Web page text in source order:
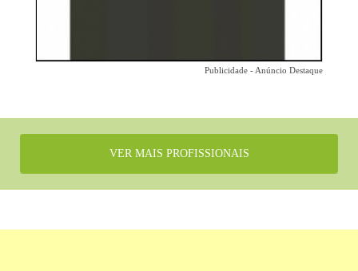
Publicidade - Anúncio Destaque
VER MAIS PROFISSIONAIS